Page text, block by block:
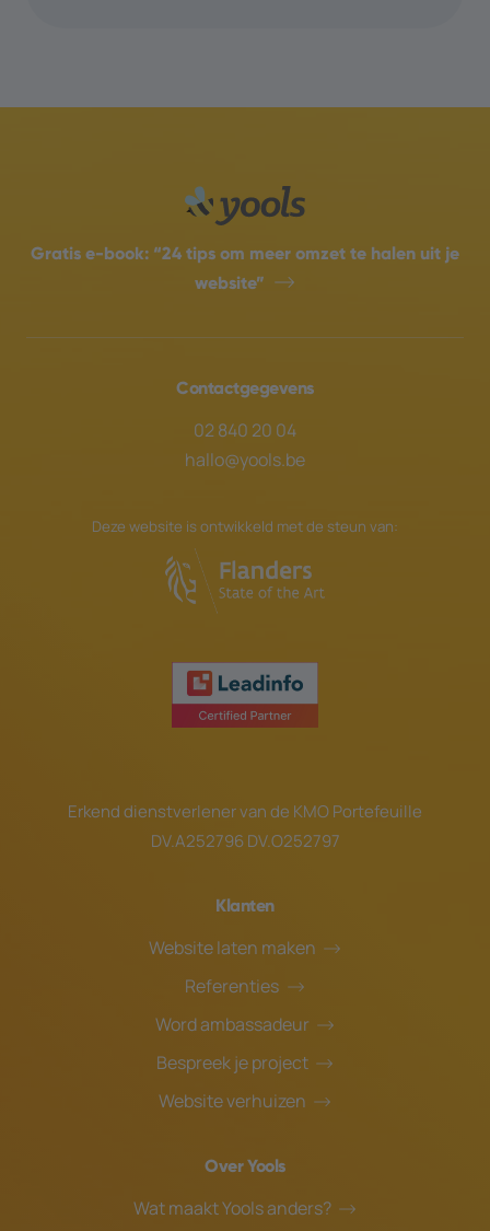
Gratis e-book: “24 tips om meer omzet te halen uit je
website”
Contactgegevens
02 840 20 04
hallo@yools.be
Deze website is ontwikkeld met de steun van:
Erkend dienstverlener van de KMO Portefeuille
DV.A252796 DV.O252797
Klanten
Website laten maken
Referenties
Word ambassadeur
Bespreek je project
Website verhuizen
Over Yools
Wat maakt Yools anders?